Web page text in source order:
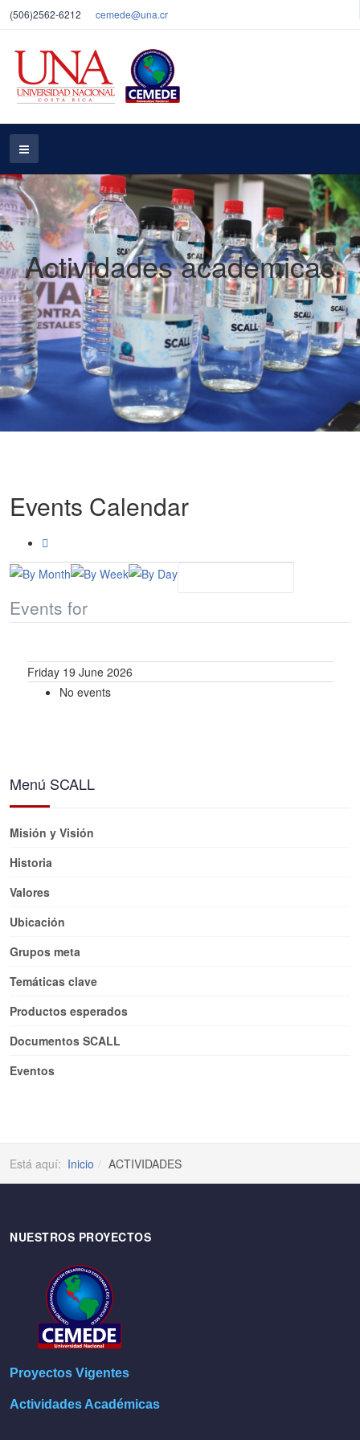
(506)2562-6212 cemede@una.cr
Actividades académicas
Events Calendar
Events for
Friday 19 June 2026
No events
Menú SCALL
Misión y Visión
Historia
Valores
Ubicación
Grupos meta
Temáticas clave
Productos esperados
Documentos SCALL
Eventos
Está aquí: Inicio ACTIVIDADES
NUESTROS PROYECTOS
Proyectos Vigentes
Actividades Académicas